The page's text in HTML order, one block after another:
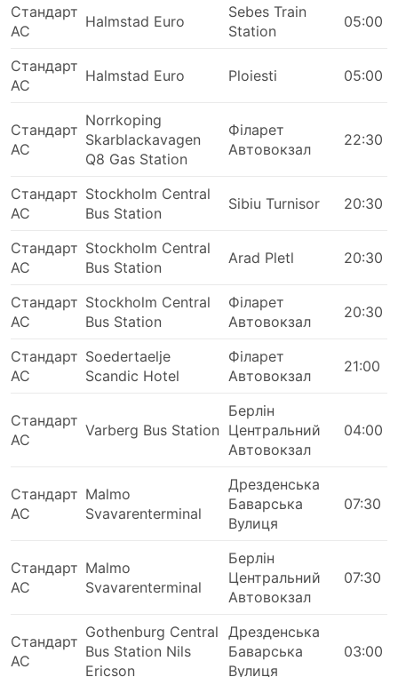
прийнятні та доставлять вас до місця
призначення. На довших маршрутах у вартість
інколи засоби гігієни та ковдри, а також
Якщо ви готові витратити більше, деякі VIP-
автобуси пропонують місця які можна
порівняти з бізнес-класом в літаку: широкі
м'які сидіння з відкидними спинками, ковдри,
менша кількість пасажирів і багато інших
переваг, які зроблять вашу поїздку приємною
Плюси Подорожі Автобусом
Нові міжміські автобусні станції дуже часто
розташовані за містом, поруч з великими
автомагістралями, що дозволяє автобусам
уникати міських заторів. Однак, це також може
мандрівників. Дістатися до такої автостанції
може бути проблематично, оскільки на деяких
напрямках є заборона на в'їзд транспортних
скористатися послугами спеціальних
перевізників, щоб дістатися туди. Що
призводить до збільшення витрат, оскільки
ціни можуть бути завищеними. Також
враховуйте скільки додаткового часу вам
доведеться витратити, якщо ви подорожуєте в
години пік, особливо якщо ви не знайомі з
дорожньою ситуацією у в вашій відправній
точці.
Автобуси – вид транспорту, який відхиляється
Стандарт
АС
Halmstad Euro
Sebes Train
Station
05:00
Стандарт
АС
Halmstad Euro Ploiesti 05:00
Стандарт
АС
Norrkoping
Skarblackavagen
Q8 Gas Station
Філарет
Автовокзал
22:30
Стандарт
АС
Stockholm Central
Bus Station
Sibiu Turnisor 20:30
Стандарт
АС
Stockholm Central
Bus Station
Arad Pletl 20:30
Стандарт
АС
Stockholm Central
Bus Station
Філарет
Автовокзал
20:30
Стандарт
АС
Soedertaelje
Scandic Hotel
Філарет
Автовокзал
21:00
Стандарт
АС
Varberg Bus Station
Берлін
Центральний
Автовокзал
04:00
Стандарт
АС
Malmo
Svavarenterminal
Дрезденська
Баварська
Вулиця
07:30
Стандарт
АС
Malmo
Svavarenterminal
Берлін
Центральний
Автовокзал
07:30
Стандарт
АС
Gothenburg Central
Bus Station Nils
Ericson
Дрезденська
Баварська
Вулиця
03:00